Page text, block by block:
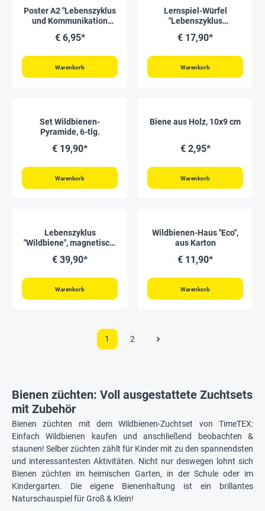
Poster A2 "Lebenszyklus
und Kommunikation
€ 6,95*
Warenkorb
Lernspiel-Würfel
"Lebenszyklus
tlg.
€ 17,90*
Warenkorb
Set Wildbienen-
Pyramide, 6-tlg.
€ 19,90*
Warenkorb
Biene aus Holz, 10x9 cm
€ 2,95*
Warenkorb
Lebenszyklus
"Wildbiene", magnetisch,
€ 39,90*
Warenkorb
Wildbienen-Haus "Eco",
aus Karton
€ 11,90*
Warenkorb
1 2
Bienen züchten: Voll ausgestattete Zuchtsets
mit Zubehör
Bienen züchten mit dem Wildbienen-Zuchtset von TimeTEX:
Einfach Wildbienen kaufen und anschließend beobachten &
staunen! Selber züchten zählt für Kinder mit zu den spannendsten
und interessantesten Aktivitäten. Nicht nur deswegen lohnt sich
Bienen züchten im heimischen Garten, in der Schule oder im
Kindergarten. Die eigene Bienenhaltung ist ein brillantes
Naturschauspiel für Groß & Klein!